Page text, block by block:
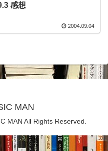
感想
2004.09.04
MAN
MAN All Rights Reserved.